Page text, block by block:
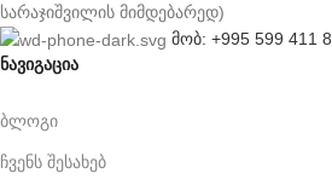
სარაჯიშვილის მიმდებარედ)
მობ: +995 599 411
ნავიგაცია
ბლოგი
ჩვენს შესახებ